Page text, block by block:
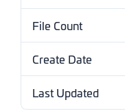
File Count
Create Date
Last Updated